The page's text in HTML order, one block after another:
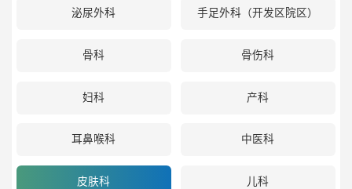
泌尿外科 手足外科（开发区院区）
骨科 骨伤科
妇科 产科
耳鼻喉科 中医科
皮肤科 儿科